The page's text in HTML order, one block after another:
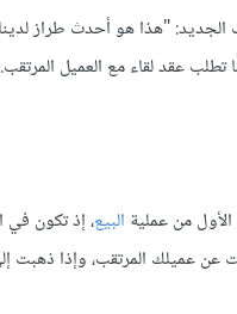
الجديد: "هذا هو أحدث طراز
عقد لقاء مع العميل
من عملية البيع، إذ تكون في
عميلك المرتقب، وإذا ذهبت